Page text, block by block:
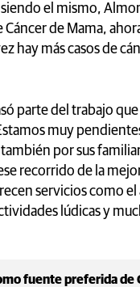
el mismo,
Cáncer de Mama,
hay más casos de
parte del trabajo
muy
por sus
recorrido de la
servicios como
lúdicas y
fuente preferida de